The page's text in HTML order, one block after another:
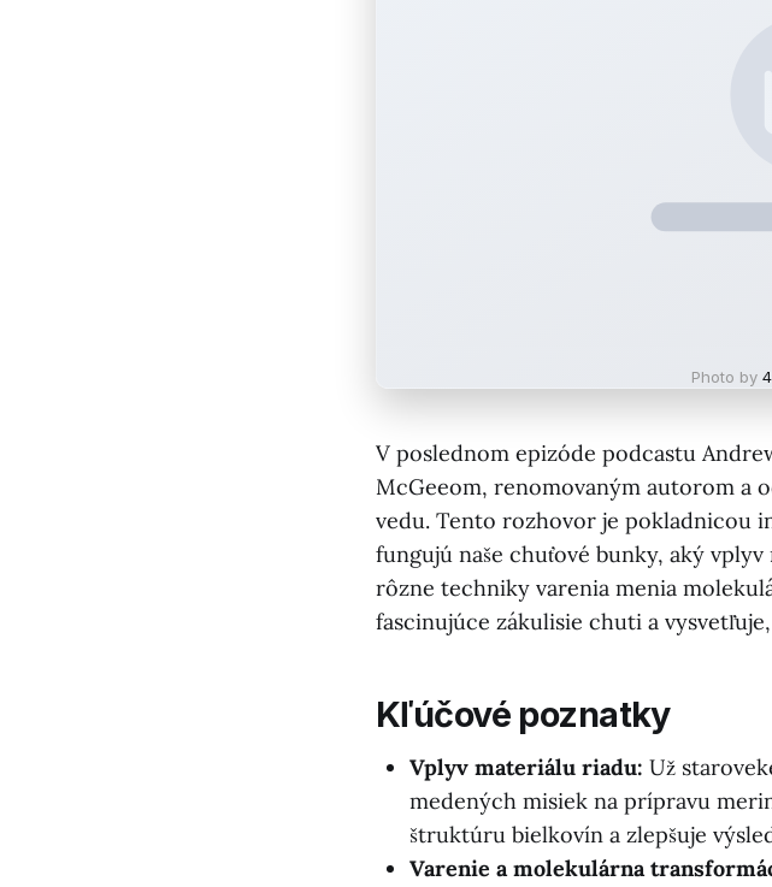
Photo by
V poslednom epizóde podcastu
McGeeom, renomovaným autorom a
vedu. Tento rozhovor je pokladnicou
fungujú naše chuťové bunky, aký
rôzne techniky varenia menia
fascinujúce zákulisie chuti a
Kľúčové poznatky
Vplyv materiálu riadu: Už
medených misiek na prípravu
štruktúru bielkovín a zlepšuje
Varenie a molekulárna